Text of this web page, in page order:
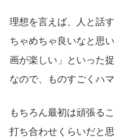
理想を言えば、人と話
ちゃめちゃ良いなと思
画が楽しい」といった
なので、ものすごくハ
もちろん最初は頑張る
打ち合わせくらいだと